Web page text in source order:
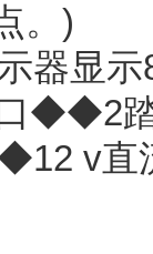
。)
器显
◆◆2
v直